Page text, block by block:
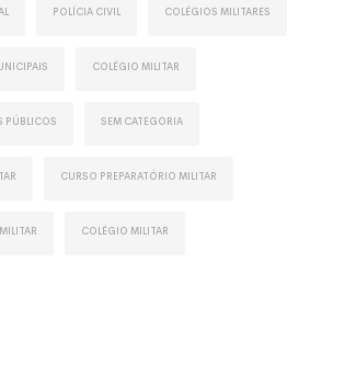
Polícia Civil Colégios Militares
Colégio Militar
Públicos Sem Categoria
Curso Preparatório Militar
Colégio Militar